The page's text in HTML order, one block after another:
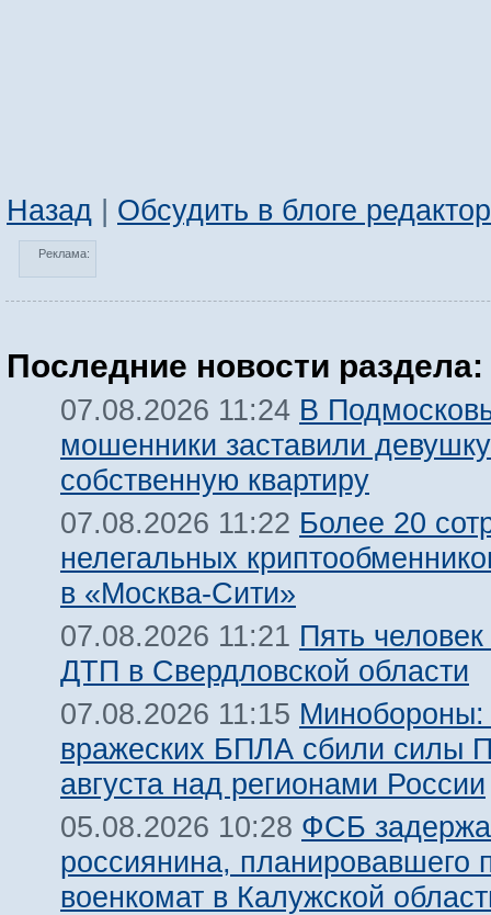
Назад | Обсудить в блоге
Реклама:
Последние новости раздела:
07.08.2026 11:24 В
мошенники заставили
собственную квартиру
07.08.2026 11:22 Более 20
нелегальных
в «Москва-Сити»
07.08.2026 11:21 Пять
ДТП в Свердловской области
07.08.2026 11:15 Минобороны:
вражеских БПЛА сбили силы
августа над регионами России
05.08.2026 10:28 ФСБ
россиянина, планировавшего
военкомат в Калужской